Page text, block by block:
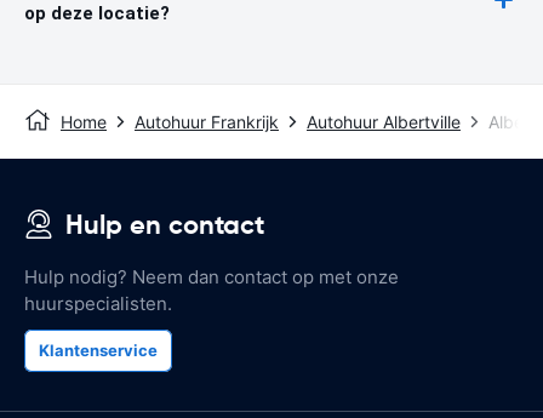
op deze locatie?
Home Autohuur Frankrijk Autohuur Albertville
Hulp en contact
Hulp nodig? Neem dan contact op met onze
huurspecialisten.
Klantenservice